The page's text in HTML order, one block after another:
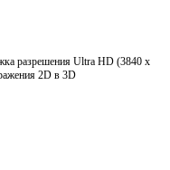
разрешения Ultra HD (3840 x
2D в 3D